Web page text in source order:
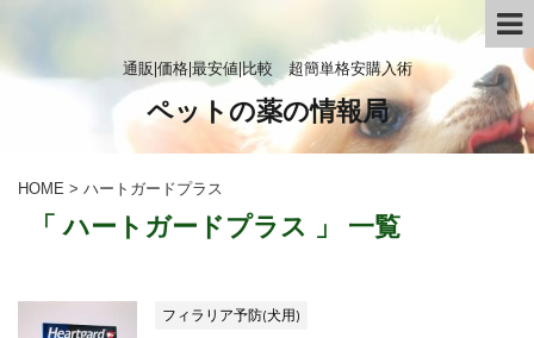
通販|価格|最安値|比較 超簡単格安購入術
ペットの薬の情報局
HOME > ハートガードプラス
「 ハートガードプラス 」 一覧
フィラリア予防(犬用)